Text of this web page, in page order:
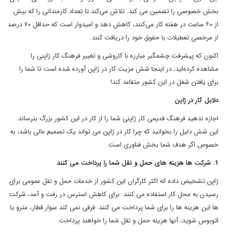
بخش خصوصی را تضمین می کند. تلاش می‌کند تا تعداد کارمندانی را که بیش
از ۶۰ ساعت در هفته کار می‌کنند، کاهش دهد و امیدوار است که حداقل ۷۰ درصد
از مرخصی تعطیلات با حقوق خود را دریافت کنند.
اکنون که پیشرفت چشمگیر مبارزه با کاروشی و تغییر فرهنگ کار ژاپنی را
مشاهده کرده‌اید، در اینجا شش مزیت کار در ژاپن آورده شده است تا شما را
برای یافتن شغل در این کشور متقاعد کند!
دلایل کار در ژاپن
اجازه ندهید فرهنگ قدیمی کار ژاپنی شما را از کار در این کشور بزرگ بترساند.
این شش دلیل را بخوانید که چرا کار در ژاپن می تواند یک تصمیم عالی باشد، به
خصوص اگر هدف شما بخش فناوری است.
1. شرکت ها هزینه های حمل و نقل شما را پرداخت می کنند
ژاپن تشخیص داده که اکثر کارگران این کشور از خدمات حمل و نقل عمومی برای
رسیدن به محل کار استفاده می کنند. برای کاهش استرس در رفت و آمد، شرکت
ها این هزینه ها را برای شما پرداخت می کنند. فرقی نمی کند سوار قطار، مترو یا
اتوبوس شوید، آنها هزینه حمل و نقل شما را خواهند پرداخت.